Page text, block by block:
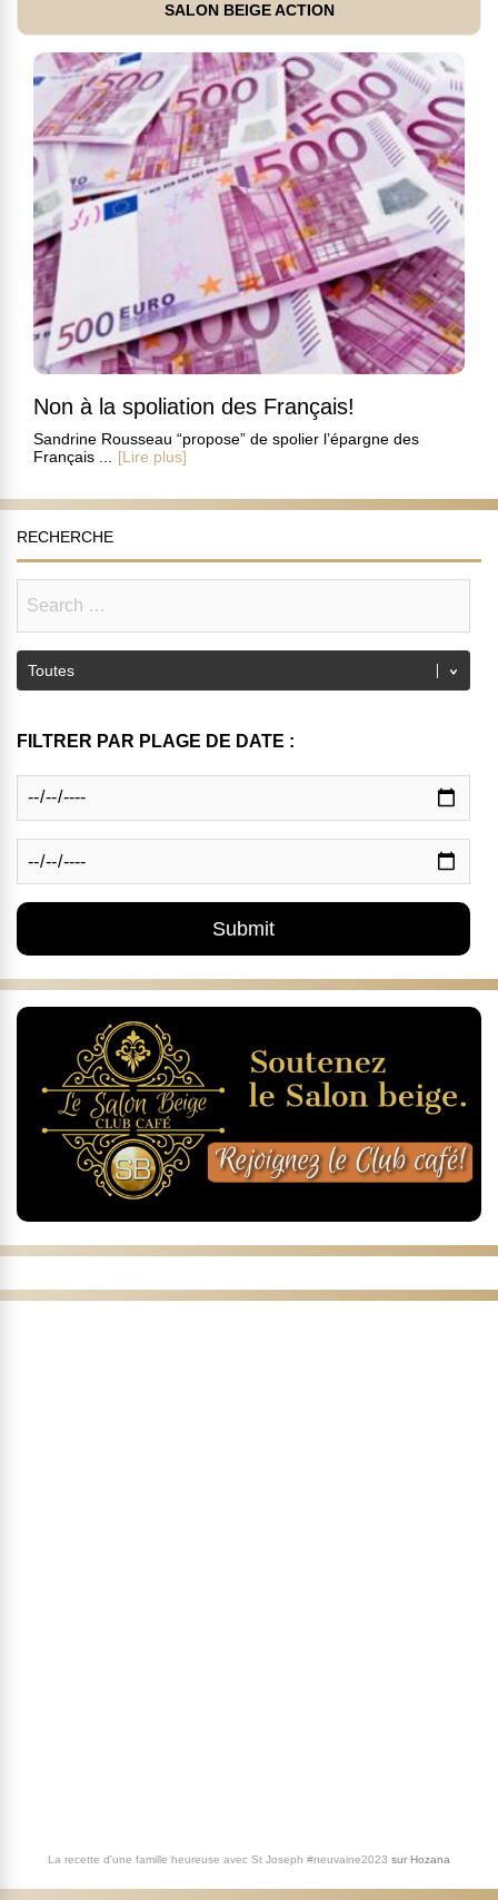
SALON BEIGE ACTION
Non à la spoliation des Français!
Sandrine Rousseau “propose” de spolier l’épargne des
Français ...
[Lire plus]
RECHERCHE
FILTRER PAR PLAGE DE DATE :
La recette d'une famille heureuse avec St Joseph #neuvaine2023 sur Hozana